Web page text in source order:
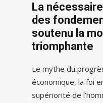
La
des
soutenu la
triomphante
Le mythe du
économique, la foi
supériorité de